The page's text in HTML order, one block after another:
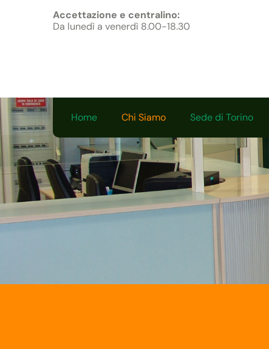
Accettazione e centralino:
Da lunedì a venerdì 8.00-18.30
Home Chi Siamo Sede di Torino